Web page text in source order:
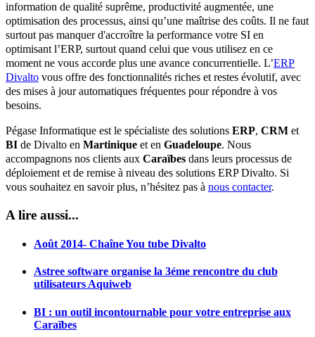
information de qualité suprême, productivité augmentée, une
optimisation des processus, ainsi qu’une maîtrise des coûts. Il ne faut
surtout pas manquer d'accroître la performance votre SI en
optimisant l’ERP, surtout quand celui que vous utilisez en ce
moment ne vous accorde plus une avance concurrentielle. L’ERP
Divalto vous offre des fonctionnalités riches et restes évolutif, avec
des mises à jour automatiques fréquentes pour répondre à vos
besoins.
Pégase Informatique est le spécialiste des solutions ERP, CRM et
BI de Divalto en Martinique et en Guadeloupe. Nous
accompagnons nos clients aux Caraïbes dans leurs processus de
déploiement et de remise à niveau des solutions ERP Divalto. Si
vous souhaitez en savoir plus, n’hésitez pas à nous contacter.
A lire aussi...
Août 2014- Chaîne You tube Divalto
Astree software organise la 3éme rencontre du club
utilisateurs Aquiweb
BI : un outil incontournable pour votre entreprise aux
Caraïbes